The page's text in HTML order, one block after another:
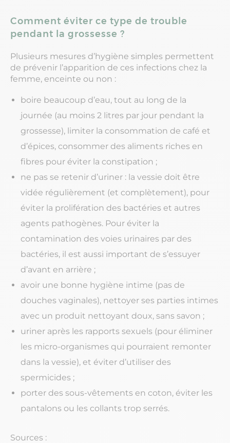
Comment éviter ce type de trouble
pendant la grossesse ?
Plusieurs mesures d’hygiène simples permettent
de prévenir l’apparition de ces infections chez la
femme, enceinte ou non :
boire beaucoup d’eau, tout au long de la
journée (au moins 2 litres par jour pendant la
grossesse), limiter la consommation de café et
d’épices, consommer des aliments riches en
fibres pour éviter la constipation ;
ne pas se retenir d’uriner : la vessie doit être
vidée régulièrement (et complètement), pour
éviter la prolifération des bactéries et autres
agents pathogènes. Pour éviter la
contamination des voies urinaires par des
bactéries, il est aussi important de s’essuyer
d’avant en arrière ;
avoir une bonne hygiène intime (pas de
douches vaginales), nettoyer ses parties intimes
avec un produit nettoyant doux, sans savon ;
uriner après les rapports sexuels (pour éliminer
les micro-organismes qui pourraient remonter
dans la vessie), et éviter d’utiliser des
spermicides ;
porter des sous-vêtements en coton, éviter les
pantalons ou les collants trop serrés.
Sources :